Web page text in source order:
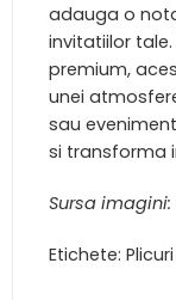
adauga o
invitatiilor
premium,
unei
sau
si transforma
Sursa
Etichete: